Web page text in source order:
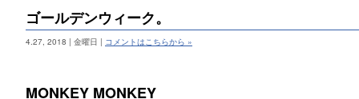
ゴールデンウィーク。
4.27, 2018 | 金曜日 | コメントはこちらから »
MONKEY MONKEY